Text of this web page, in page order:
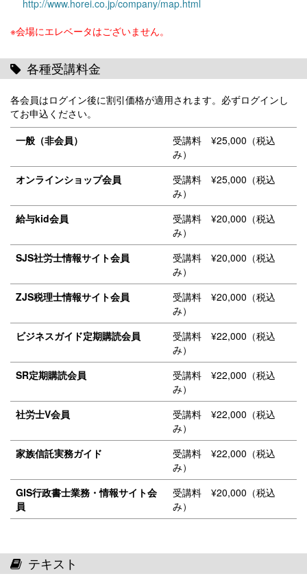
http://www.horei.co.jp/company/map.html
※会場にエレベータはございません。
各種受講料金
各会員はログイン後に割引価格が適用されます。必ずログインし
てお申込ください。
一般（非会員）
受講料 ¥25,000（税込
み）
オンラインショップ会員
受講料 ¥25,000（税込
み）
給与kid会員
受講料 ¥20,000（税込
み）
SJS社労士情報サイト会員
受講料 ¥20,000（税込
み）
ZJS税理士情報サイト会員
受講料 ¥20,000（税込
み）
ビジネスガイド定期購読会員
受講料 ¥22,000（税込
み）
SR定期購読会員
受講料 ¥22,000（税込
み）
社労士V会員
受講料 ¥22,000（税込
み）
家族信託実務ガイド
受講料 ¥22,000（税込
み）
GIS行政書士業務・情報サイト会
員
受講料 ¥20,000（税込
み）
テキスト